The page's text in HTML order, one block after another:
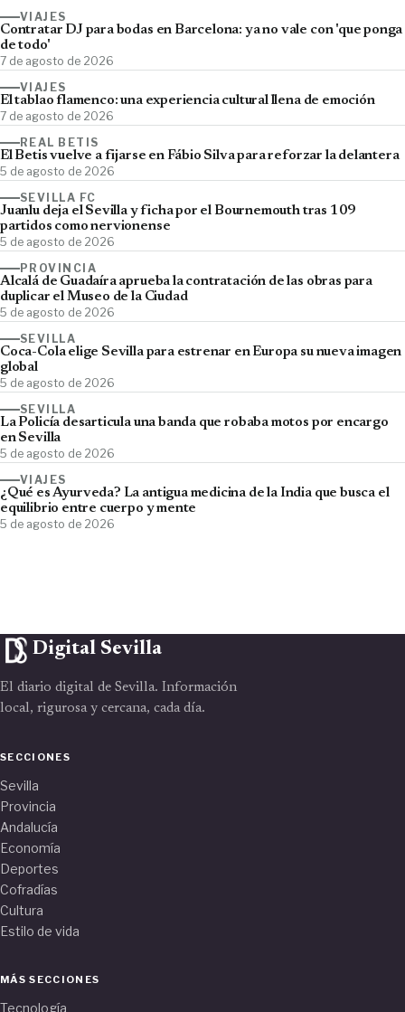
VIAJES
Contratar DJ para bodas en Barcelona: ya no vale con 'que ponga
de todo'
7 de agosto de 2026
VIAJES
El tablao flamenco: una experiencia cultural llena de emoción
7 de agosto de 2026
REAL BETIS
El Betis vuelve a fijarse en Fábio Silva para reforzar la delantera
5 de agosto de 2026
SEVILLA FC
Juanlu deja el Sevilla y ficha por el Bournemouth tras 109
partidos como nervionense
5 de agosto de 2026
PROVINCIA
Alcalá de Guadaíra aprueba la contratación de las obras para
duplicar el Museo de la Ciudad
5 de agosto de 2026
SEVILLA
Coca-Cola elige Sevilla para estrenar en Europa su nueva imagen
global
5 de agosto de 2026
SEVILLA
La Policía desarticula una banda que robaba motos por encargo
en Sevilla
5 de agosto de 2026
VIAJES
¿Qué es Ayurveda? La antigua medicina de la India que busca el
equilibrio entre cuerpo y mente
5 de agosto de 2026
Digital Sevilla
El diario digital de Sevilla. Información
local, rigurosa y cercana, cada día.
SECCIONES
Sevilla
Provincia
Andalucía
Economía
Deportes
Cofradías
Cultura
Estilo de vida
MÁS SECCIONES
Tecnología